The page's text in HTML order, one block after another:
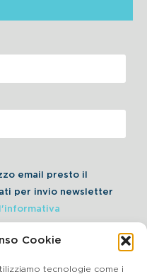
Cookie
tecnologie come i
email presto il
per invio newsletter